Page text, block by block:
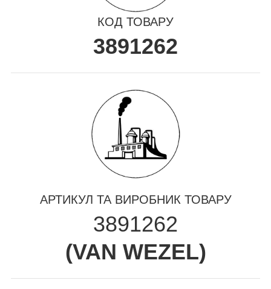
КОД ТОВАРУ
3891262
АРТИКУЛ ТА ВИРОБНИК ТОВАРУ
3891262
(VAN WEZEL)